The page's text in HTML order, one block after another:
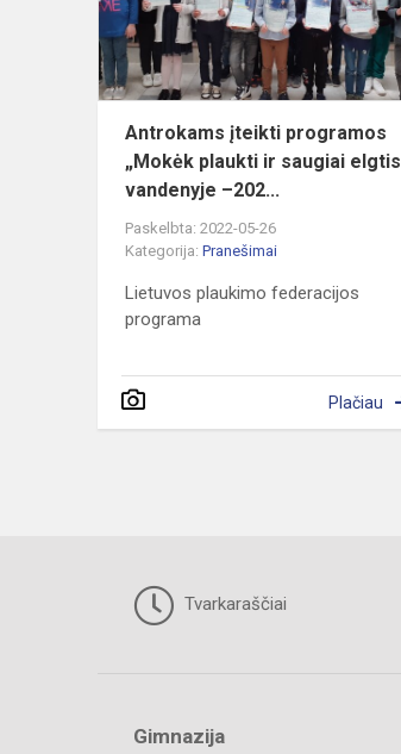
Antrokams įteikti programos
„Mokėk plaukti ir saugiai elgtis
vandenyje –202...
Paskelbta: 2022-05-26
Kategorija: Pranešimai
Lietuvos plaukimo federacijos
programa
Plačiau
Tvarkaraščiai
Gimnazija